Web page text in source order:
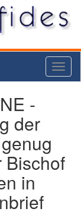
-
der
Bischof
in